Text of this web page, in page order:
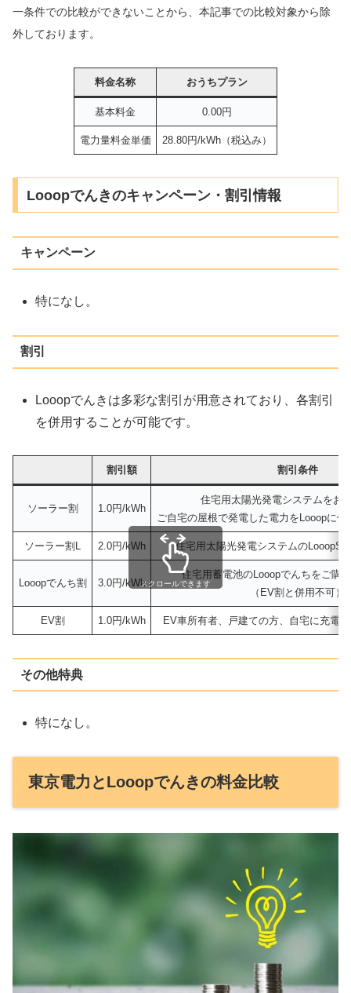
一条件での比較ができないことから、本記事での比較対象から除
外しております。
料金名称 おうちプラン
基本料金 0.00円
電力量料金単価 28.80円/kWh（税込み）
Looopでんきのキャンペーン・割引情報
キャンペーン
特になし。
割引
Looopでんきは多彩な割引が用意されており、各割引
を併用することが可能です。
割引額 割引条件
ソーラー割 1.0円/kWh
住宅用太陽光発電システムをお
ご自宅の屋根で発電した電力をLooopに
ソーラー割L 2.0円/kWh 住宅用太陽光発電システムの
Looopでんち割 3.0円/kWh
住宅用蓄電池のLooopでんちをご購
（EV割と併用不可）
EV割 1.0円/kWh EV車所有者、戸建ての方、自宅に充電
スクロールできます
その他特典
特になし。
東京電力とLooopでんきの料金比較